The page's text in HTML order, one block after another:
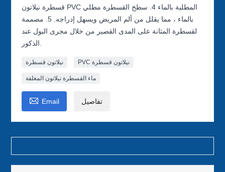
قسطرة نيلاتون PVC المطلية بالماء 4. سطح القسطرة مطلي
بالماء ، مما يقلل من ألم المريض ويسهل إدراجه. 5. مصممة
لقسطرة المثانة على المدى القصير من خلال مجرى البول عند
الذكور.
نيلاتون قسطرة PVC نيلاتون قسطرة
ماء القسطرة نيلاتون المغلفة
 Email تفاصيل